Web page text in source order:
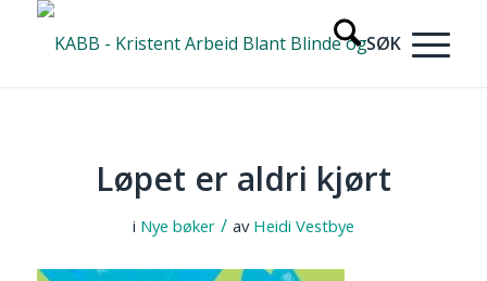
Løpet er aldri kjørt
i Nye bøker / av Heidi Vestbye